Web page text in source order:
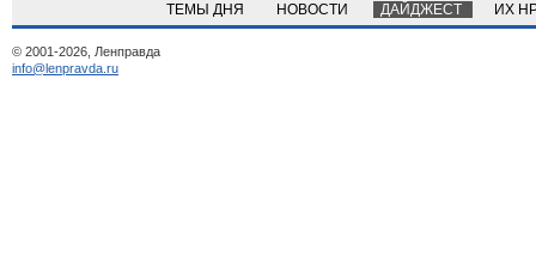
ТЕМЫ ДНЯ НОВОСТИ ДАЙДЖЕСТ ИХ
© 2001-2026, Ленправда
info@lenpravda.ru